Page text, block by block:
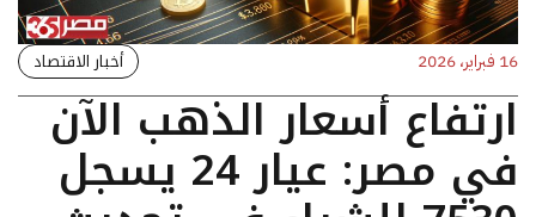
16 فبراير، 2026 أخبار الاقتصاد
ارتفاع أسعار الذهب الآن
في مصر: عيار 24 يسجل